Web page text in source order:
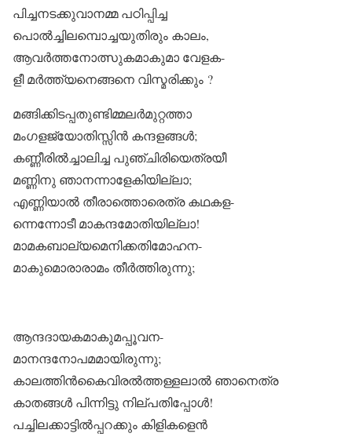
പിച്ചനടക്കുവാനമ്മ പഠിപ്പിച്ച
പൊൽച്ചിലമ്പൊച്ചയുതിരും കാലം,
ആവർത്തനോത്സുകമാകുമാ വേളക-
ളീ മർത്ത്യനെങ്ങനെ വിസ്മരിക്കും ?
മങ്ങിക്കിടപ്പതുണ്ടിമ്മലർമുറ്റത്താ
മംഗളജ്യോതിസ്സിൻ കന്ദളങ്ങൾ;
കണ്ണീരിൽച്ചാലിച്ച പുഞ്ചിരിയെത്രയീ
മണ്ണിനു ഞാനന്നാളേകിയില്ലാ;
എണ്ണിയാൽ തീരാത്തൊരെത്ര കഥകള-
ന്നെന്നോടീ മാകന്ദമോതിയില്ലാ!
മാമകബാല്യമെനിക്കതിമോഹന-
മാകുമൊരാരാമം തീർത്തിരുന്നു;
ആന്ദദായകമാകുമപ്പൂവന-
മാനന്ദനോപമമായിരുന്നു;
കാലത്തിൻകൈവിരൽത്തള്ളലാൽ ഞാനെത്ര
കാതങ്ങൾ പിന്നിട്ടു നില്പതിപ്പോൾ!
പച്ചിലക്കാട്ടിൽപ്പറക്കും കിളികളെൻ